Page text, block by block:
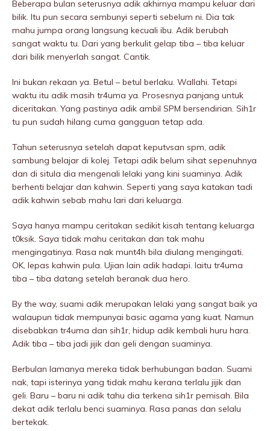
Beberapa bulan seterusnya adik akhirnya mampu keluar dari
bilik. Itu pun secara sembunyi seperti sebelum ni. Dia tak
mahu jumpa orang langsung kecuali ibu. Adik berubah
sangat waktu tu. Dari yang berkulit gelap tiba – tiba keluar
dari bilik menyerlah sangat. Cantik.
Ini bukan rekaan ya. Betul – betul berlaku. Wallahi. Tetapi
waktu itu adik masih tr4uma ya. Prosesnya panjang untuk
diceritakan. Yang pastinya adik ambil SPM bersendirian. Sih1r
tu pun sudah hilang cuma gangguan tetap ada.
Tahun seterusnya setelah dapat keputvsan spm, adik
sambung belajar di kolej. Tetapi adik belum sihat sepenuhnya
dan di situla dia mengenali lelaki yang kini suaminya. Adik
berhenti belajar dan kahwin. Seperti yang saya katakan tadi
adik kahwin sebab mahu lari dari keluarga.
Saya hanya mampu ceritakan sedikit kisah tentang keluarga
t0ksik. Saya tidak mahu ceritakan dan tak mahu
mengingatinya. Rasa nak munt4h bila diulang mengingati.
OK, lepas kahwin pula. Ujian lain adik hadapi. Iaitu tr4uma
tiba – tiba datang setelah beranak dua hero.
By the way, suami adik merupakan lelaki yang sangat baik ya
walaupun tidak mempunyai basic agama yang kuat. Namun
disebabkan tr4uma dan sih1r, hidup adik kembali huru hara.
Adik tiba – tiba jadi jijik dan geli dengan suaminya.
Berbulan lamanya mereka tidak berhubungan badan. Suami
nak, tapi isterinya yang tidak mahu kerana terlalu jijik dan
geli. Baru – baru ni adik tahu dia terkena sih1r pemisah. Bila
dekat adik terlalu benci suaminya. Rasa panas dan selalu
bertekak.